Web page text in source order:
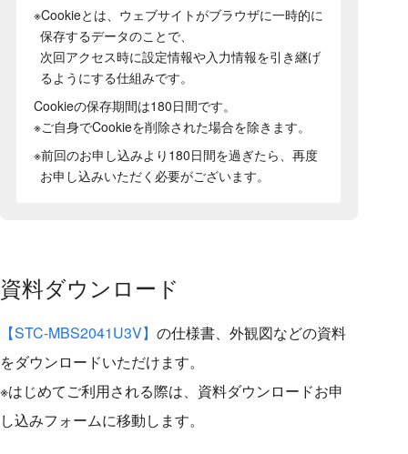
※Cookieとは、ウェブサイトがブラウザに一時的に
保存するデータのことで、
次回アクセス時に設定情報や入力情報を引き継げ
るようにする仕組みです。
Cookieの保存期間は180日間です。
※ご自身でCookieを削除された場合を除きます。
※前回のお申し込みより180日間を過ぎたら、再度
お申し込みいただく必要がございます。
資料ダウンロード
【STC-MBS2041U3V】 の仕様書、外観図などの資料
をダウンロードいただけます。
※はじめてご利用される際は、資料ダウンロードお申
し込みフォームに移動します。